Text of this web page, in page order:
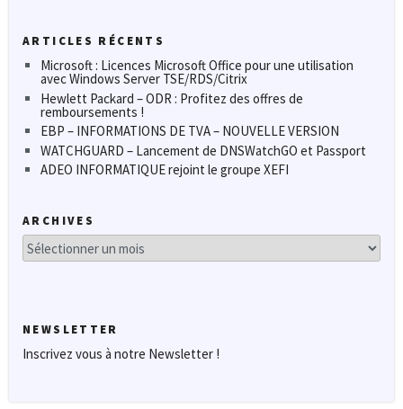
ARTICLES RÉCENTS
Microsoft : Licences Microsoft Office pour une utilisation
avec Windows Server TSE/RDS/Citrix
Hewlett Packard – ODR : Profitez des offres de
remboursements !
EBP – INFORMATIONS DE TVA – NOUVELLE VERSION
WATCHGUARD – Lancement de DNSWatchGO et Passport
ADEO INFORMATIQUE rejoint le groupe XEFI
ARCHIVES
Archives
NEWSLETTER
Inscrivez vous à notre Newsletter !